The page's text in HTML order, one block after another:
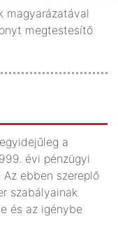
magyarázatával
megtestesítő
a
évi pénzügyi
ebben szereplő
szabályainak
és az igénybe